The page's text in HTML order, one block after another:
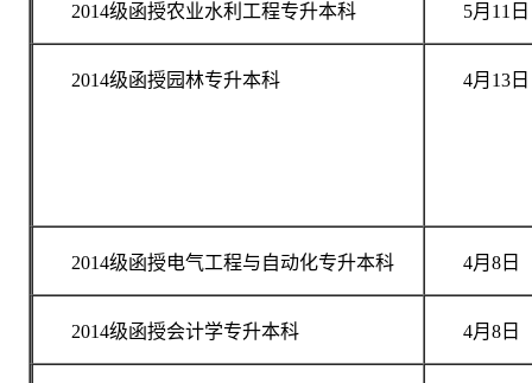
2014级函授农业水利工程专升本科 5月11日
2014级函授园林专升本科 4月13日
2014级函授电气工程与自动化专升本科 4月8日
2014级函授会计学专升本科 4月8日